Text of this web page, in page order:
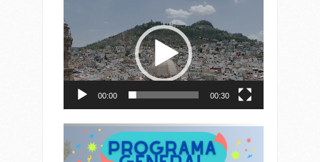
de
vídeo
00:00 00:30